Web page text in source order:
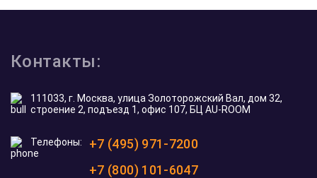
Контакты:
111033, г. Москва, улица Золоторожский Вал, дом 32,
строение 2, подъезд 1, офис 107, БЦ AU-ROOM
Телефоны:
+7 (495) 971-7200
+7 (800) 101-6047